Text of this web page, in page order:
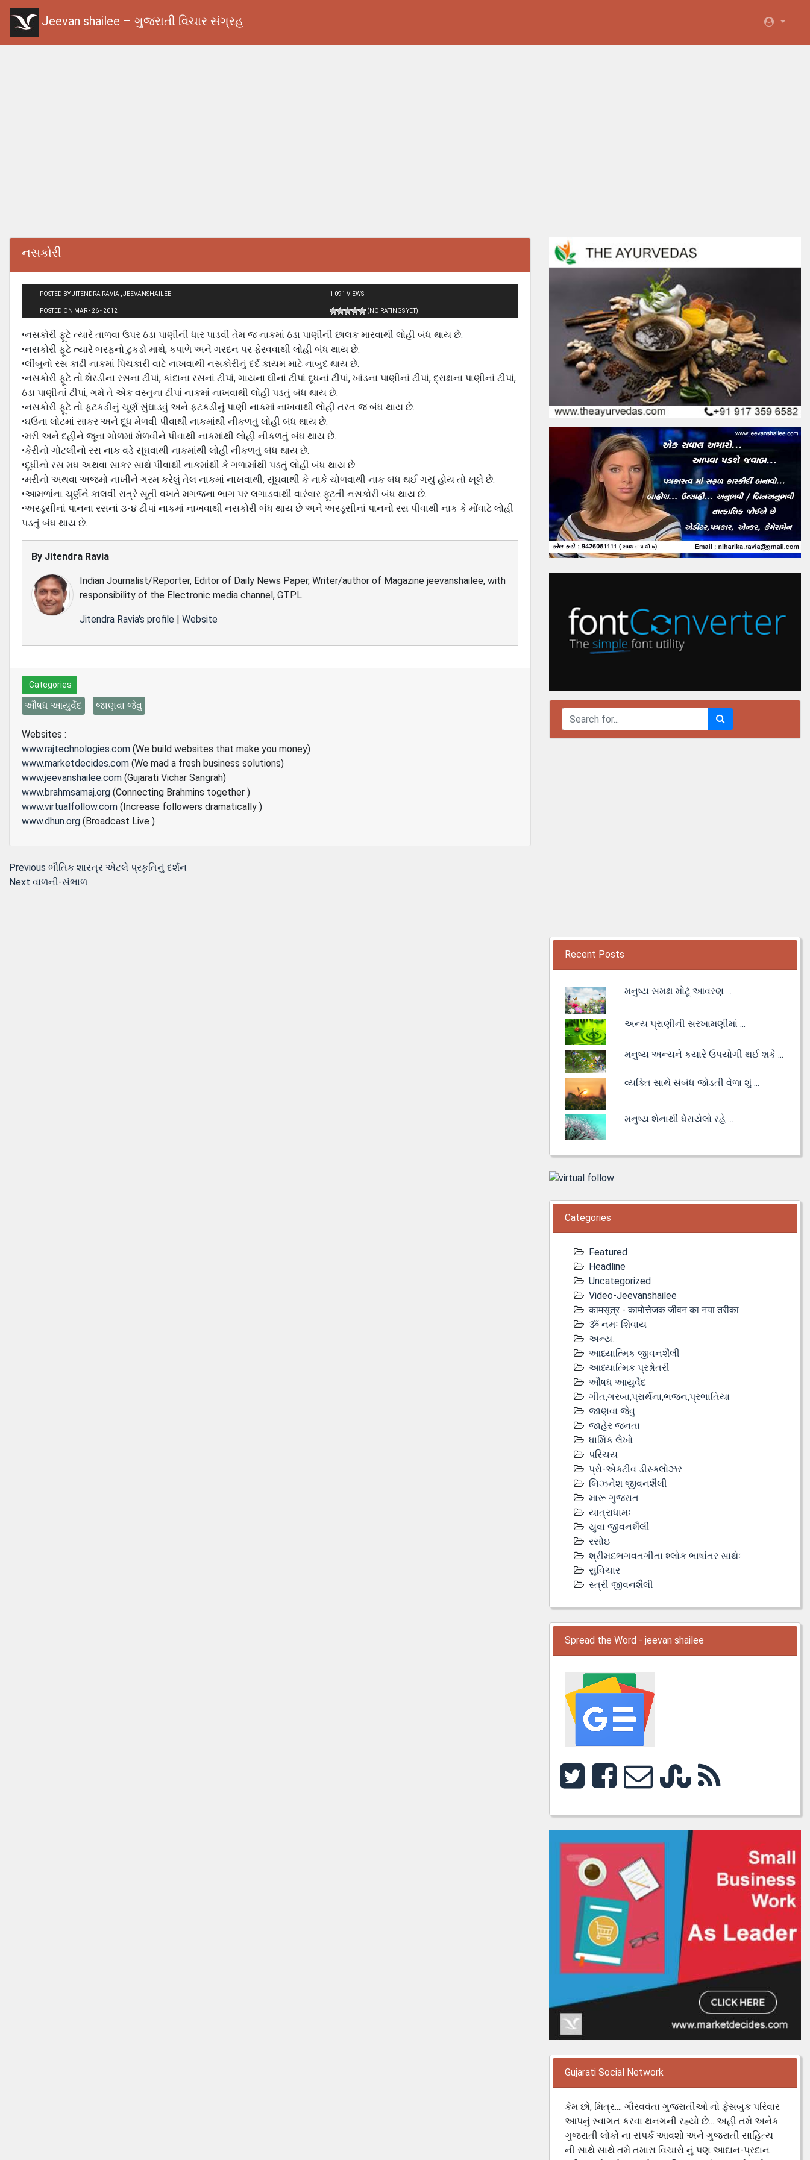
Jeevan shailee – ગુજરાતી વિચાર સંગ્રહ
નસકોરી
POSTED BY JITENDRA RAVIA , JEEVANSHAILEE
POSTED ON MAR - 26 - 2012
1,091 VIEWS
(NO RATINGS YET)
•નસકોરી ફૂટે ત્‍યારે તાળવા ઉપર ઠંડા પાણીની ધાર પાડવી તેમ જ નાકમાં ઠંડા પાણીની છાલક મારવાથી લોહી બંધ થાય છે.
•નસકોરી ફૂટે ત્‍યારે બરફનો ટુકડો માથે, કપાળે અને ગરદન પર ફેરવવાથી લોહી બંધ થાય છે.
•લીંબુનો રસ કાઢી નાકમાં પિચકારી વાટે નાખવાથી નસકોરીનું દર્દ કાયમ માટે નાબુદ થાય છે.
•નસકોરી ફૂટે તો શેરડીના રસના ટીપાં, કાંદાના રસનાં ટીપાં, ગાયના ઘીનાં ટીપાં દૂધનાં ટીપાં, ખાંડના પાણીનાં ટીપાં, દ્રાક્ષના પાણીનાં ટીપાં,
ઠંડા પાણીનાં ટીપાં, ગમે તે એક વસ્‍તુના ટીપાં નાકમાં નાખવાથી લોહી પડતું બંધ થાય છે.
•નસકોરી ફૂટે તો ફટકડીનું ચૂર્ણ સુંઘાડવું અને ફટકડીનું પાણી નાકમાં નાખવાથી લોહી તરત જ બંધ થાય છે.
•ઘઉંના લોટમાં સાકર અને દૂધ મેળવી પીવાથી નાકમાંથી નીકળતું લોહી બંધ થાય છે.
•મરી અને દહીંને જૂના ગોળમાં મેળવીને પીવાથી નાકમાંથી લોહી નીકળતું બંધ થાય છે.
•કેરીનો ગોટલીનો રસ નાક વડે સૂંઘવાથી નાકમાંથી લોહી નીકળતું બંધ થાય છે.
•દૂધીનો રસ મધ અથવા સાકર સાથે પીવાથી નાકમાંથી કે ગળામાંથી પડતું લોહી બંધ થાય છે.
•મરીનો અથવા અજમો નાખીને ગરમ કરેલું તેલ નાકમાં નાખવાથી, સૂંઘવાથી કે નાકે ચોળવાથી નાક બંધ થઈ ગયું હોય તો ખૂલે છે.
•આમળાંના ચૂર્ણને કાલવી રાત્રે સૂતી વખતે મગજના ભાગ પર લગાડવાથી વારંવાર ફૂટતી નસકોરી બંધ થાય છે.
•અરડૂસીનાં પાનના રસનાં ૩-૪ ટીપાં નાકમાં નાખવાથી નસકોરી બંધ થાય છે અને અરડૂસીનાં પાનનો રસ પીવાથી નાક કે મોંવાટે લોહી
પડતું બંધ થાય છે.
By Jitendra Ravia
Indian Journalist/Reporter, Editor of Daily News Paper, Writer/author of Magazine jeevanshailee, with
responsibility of the Electronic media channel, GTPL.
Jitendra Ravia's profile | Website
Categories
ઔષધ આયુર્વેદ જાણવા જેવુ
Websites :
www.rajtechnologies.com (We build websites that make you money)
www.marketdecides.com (We mad a fresh business solutions)
www.jeevanshailee.com (Gujarati Vichar Sangrah)
www.brahmsamaj.org (Connecting Brahmins together )
www.virtualfollow.com (Increase followers dramatically )
www.dhun.org (Broadcast Live )
Post
Previous Previous
post:
ભૌતિક શાસ્‍ત્ર એટલે પ્રકૃતિનું દર્શન
Next Next
વાળની-સંભાળ
Recent Posts
મનુષ્ય સમક્ષ મોટૂં આવરણ ...
અન્ય પ્રાણીની સરખામણીમાં ...
મનુષ્ય અન્યને કયારે ઉપયોગી થઈ શકે ...
વ્યક્તિ સાથે સંબંધ જોડતી વેળા શું ...
મનુષ્ય શેનાથી ધેરાયેલો રહે ...
Categories
Featured
Headline
Uncategorized
Video-Jeevanshailee
कामसूत्र - कामोत्तेजक जीवन का नया तरीका
ૐ નમઃ શિવાય
અન્ય...
આધ્યાત્મિક જીવનશૈલી
આધ્યાત્મિક પ્રશ્નોતરી
ઔષધ આયુર્વેદ
ગીત,ગરબા,પ્રાર્થના,ભજન,પ્રભાતિયા
જાણવા જેવુ
જાહેર જનતા
ધાર્મિક લેખો
પરિચય
પ્રો-એક્ટીવ ડીસ્‍ક્લોઝર
બિઝનેશ જીવનશૈલી
મારૂ ગુજરાત
યાત્રાધામઃ
યુવા જીવનશૈલી
રસોઇ
શ્રીમદભગવતગીતા શ્લોક ભાષાંતર સાથેઃ
સુવિચાર
સ્ત્રી જીવનશૈલી
Spread the Word - jeevan shailee
Gujarati Social Network
કેમ છો, મિત્ર.... ગૌરવવંતા ગુજરાતીઓ નો ફેસબુક પરિવાર
આપનું સ્વાગત કરવા થનગની રહ્યો છે... અહી તમે અનેક
ગુજરાતી લોકો ના સંપર્ક આવશો અને ગુજરાતી સાહિત્ય
ની સાથે સાથે તમે તમારા વિચારો નું પણ આદાન-પ્રદાન